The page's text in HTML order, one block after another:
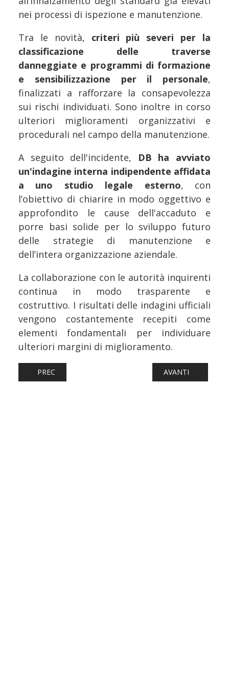
nei processi di ispezione e manutenzione.
Tra le novità, criteri più severi per la
classificazione delle traverse
danneggiate e programmi di formazione
e sensibilizzazione per il personale,
finalizzati a rafforzare la consapevolezza
sui rischi individuati. Sono inoltre in corso
ulteriori miglioramenti organizzativi e
procedurali nel campo della manutenzione.
A seguito dell'incidente, DB ha avviato
un'indagine interna indipendente affidata
a uno studio legale esterno, con
l’obiettivo di chiarire in modo oggettivo e
approfondito le cause dell'accaduto e
porre basi solide per lo sviluppo futuro
delle strategie di manutenzione e
dell’intera organizzazione aziendale.
La collaborazione con le autorità inquirenti
continua in modo trasparente e
costruttivo. I risultati delle indagini ufficiali
vengono costantemente recepiti come
elementi fondamentali per individuare
ulteriori margini di miglioramento.
ARTICOLO PRECEDENTE: FERROVIE: TRENTINO - ALTO
PREC ARTICOLO
AVANTI